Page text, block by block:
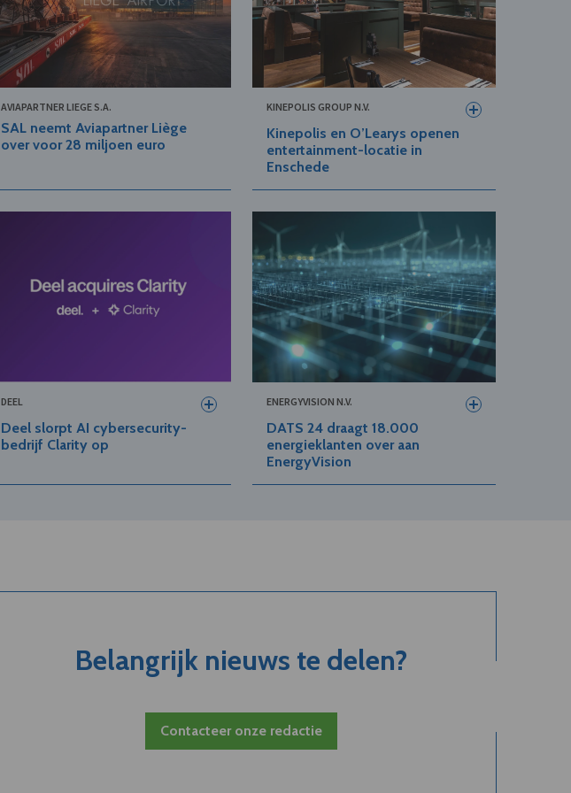
AVIAPARTNER LIEGE S.A.
SAL neemt Aviapartner Liège
over voor 28 miljoen euro
KINEPOLIS GROUP N.V.
Kinepolis en O’Learys openen
entertainment-locatie in
Enschede
DEEL
Deel slorpt AI cybersecurity-
bedrijf Clarity op
ENERGYVISION N.V.
DATS 24 draagt 18.000
energieklanten over aan
EnergyVision
Belangrijk nieuws te delen?
Contacteer onze redactie